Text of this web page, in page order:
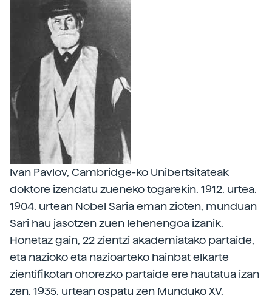
Ivan Pavlov, Cambridge-ko Unibertsitateak
doktore izendatu zueneko togarekin. 1912. urtea.
1904. urtean Nobel Saria eman zioten, munduan
Sari hau jasotzen zuen lehenengoa izanik.
Honetaz gain, 22 zientzi akademiatako partaide,
eta nazioko eta nazioarteko hainbat elkarte
zientifikotan ohorezko partaide ere hautatua izan
zen. 1935. urtean ospatu zen Munduko XV.